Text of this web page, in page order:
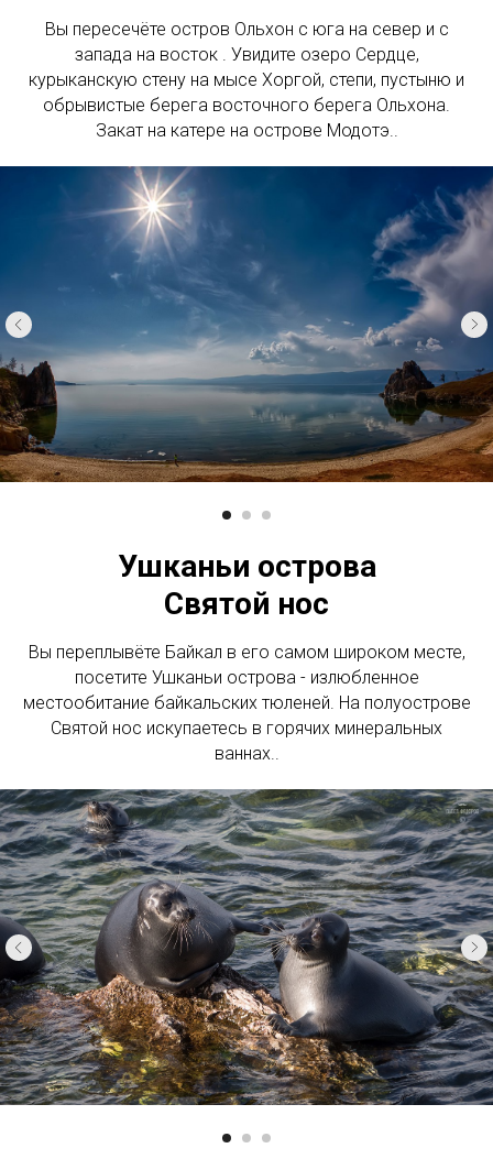
Вы пересечёте остров Ольхон с юга на север и с
запада на восток . Увидите озеро Сердце,
курыканскую стену на мысе Хоргой, степи, пустыню и
обрывистые берега восточного берега Ольхона.
Закат на катере на острове Модотэ..
Ушканьи острова
Святой нос
Вы переплывёте Байкал в его самом широком месте,
посетите Ушканьи острова - излюбленное
местообитание байкальских тюленей. На полуострове
Святой нос искупаетесь в горячих минеральных
ваннах..